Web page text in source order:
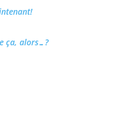
ça, alors…?